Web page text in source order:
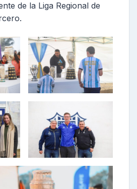
de la Liga Regional de